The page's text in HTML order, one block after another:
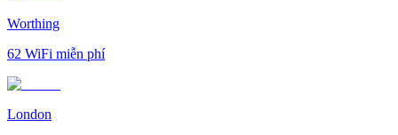
Worthing
62 WiFi miễn phí
London